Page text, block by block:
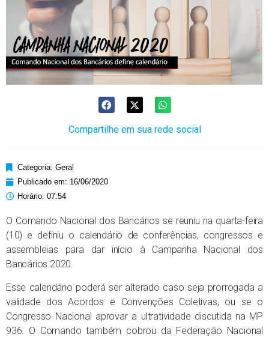
Compartilhe em sua rede social
Categoria: Geral
Publicado em: 16/06/2020
Horário: 07:54
O Comando Nacional dos Bancários se reuniu na quarta-feira
(10) e definiu o calendário de conferências, congressos e
assembleias para dar início à Campanha Nacional dos
Bancários 2020.
Esse calendário poderá ser alterado caso seja prorrogada a
validade dos Acordos e Convenções Coletivas, ou se o
Congresso Nacional aprovar a ultratividade discutida na MP
936. O Comando também cobrou da Federação Nacional